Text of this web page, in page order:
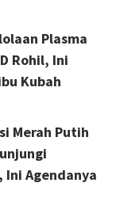
Plasma
Rohil, Ini
Kubah
Merah Putih
Ini Agendanya